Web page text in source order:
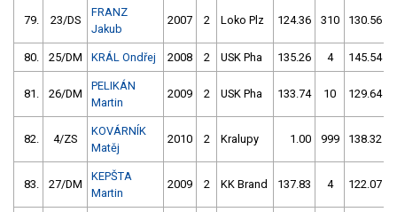
79. 23/DS
FRANZ
Jakub
2007 2 Loko Plz 124.36 310 130.56
80. 25/DM KRÁL Ondřej 2008 2 USK Pha 135.26 4 145.54
81. 26/DM
PELIKÁN
Martin
2009 2 USK Pha 133.74 10 129.64
82. 4/ZS
KOVÁRNÍK
Matěj
2010 2 Kralupy 1.00 999 138.32
83. 27/DM
KEPŠTA
Martin
2009 2 KK Brand 137.83 4 122.07